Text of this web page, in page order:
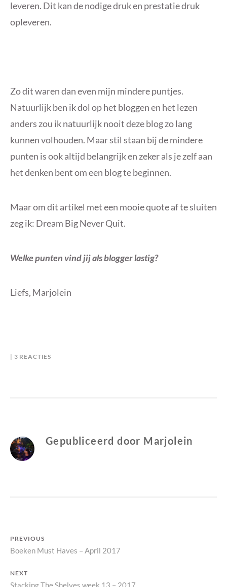
leveren. Dit kan de nodige druk en prestatie druk
opleveren.
Zo dit waren dan even mijn mindere puntjes.
Natuurlijk ben ik dol op het bloggen en het lezen
anders zou ik natuurlijk nooit deze blog zo lang
kunnen volhouden. Maar stil staan bij de mindere
punten is ook altijd belangrijk en zeker als je zelf aan
het denken bent om een blog te beginnen.
Maar om dit artikel met een mooie quote af te sluiten
zeg ik: Dream Big Never Quit.
Welke punten vind jij als blogger lastig?
Liefs, Marjolein
B
E
I
I
N
3 REACTIES
Gepubliceerd door Marjolein
Bericht
navigatie
PREVIOUS
Previous
Boeken Must Haves – April 2017
NEXT
Stacking The Shelves week 13 – 2017